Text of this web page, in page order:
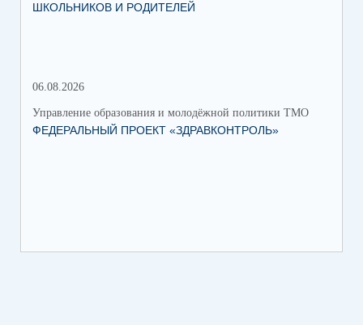
ШКОЛЬНИКОВ И РОДИТЕЛЕЙ
06.08.2026
Управление образования и молодёжной политики ТМО
ФЕДЕРАЛЬНЫЙ ПРОЕКТ «ЗДРАВКОНТРОЛЬ»